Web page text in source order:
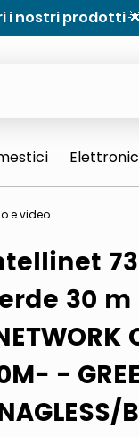
i nostri prodotti
rotondo sun
e video
30 m
-